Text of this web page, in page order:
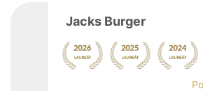
Jacks Burger